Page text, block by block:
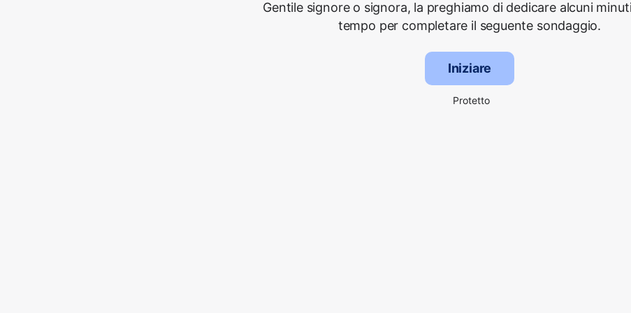
Gentile signore o signora, la preghiamo di dedicare alcuni
tempo per completare il seguente sondaggio.
Iniziare
Protetto